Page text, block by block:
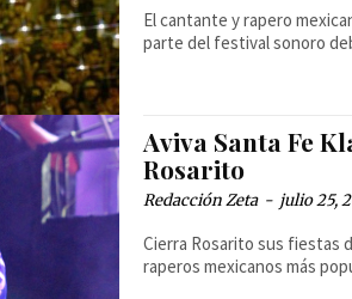
El cantante y rapero
parte del festival sonoro
Aviva Santa Fe
Rosarito
Redacción Zeta - julio 25,
Cierra Rosarito sus fiestas
raperos mexicanos más